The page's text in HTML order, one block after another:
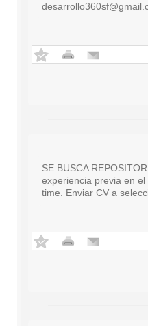
SE BUSCA
experiencia previa en
time. Enviar CV a